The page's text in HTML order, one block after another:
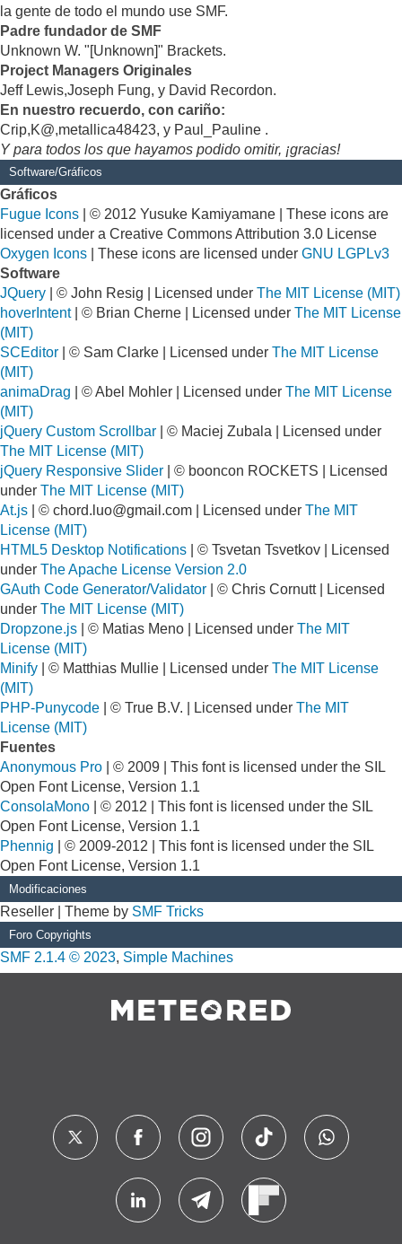
la gente de todo el mundo use SMF.
Padre fundador de SMF
Unknown W. "[Unknown]" Brackets.
Project Managers Originales
Jeff Lewis,Joseph Fung, y David Recordon.
En nuestro recuerdo, con cariño:
Crip,K@,metallica48423, y Paul_Pauline .
Y para todos los que hayamos podido omitir, ¡gracias!
Software/Gráficos
Gráficos
Fugue Icons | © 2012 Yusuke Kamiyamane | These icons are
licensed under a Creative Commons Attribution 3.0 License
Oxygen Icons | These icons are licensed under GNU LGPLv3
Software
JQuery | © John Resig | Licensed under The MIT License (MIT)
hoverIntent| © Brian Cherne | Licensed under The MIT License
(MIT)
SCEditor | © Sam Clarke | Licensed under The MIT License
(MIT)
animaDrag | © Abel Mohler | Licensed under The MIT License
(MIT)
jQuery Custom Scrollbar | © Maciej Zubala | Licensed under
The MIT License (MIT)
jQuery Responsive Slider | © booncon ROCKETS | Licensed
under The MIT License (MIT)
At.js | © chord.luo@gmail.com | Licensed under The MIT
License (MIT)
HTML5 Desktop Notifications | © Tsvetan Tsvetkov | Licensed
under The Apache License Version 2.0
GAuth Code Generator/Validator | © Chris Cornutt | Licensed
under The MIT License (MIT)
Dropzone.js | © Matias Meno | Licensed under The MIT
License (MIT)
Minify | © Matthias Mullie | Licensed under The MIT License
(MIT)
PHP-Punycode | © True B.V. | Licensed under The MIT
License (MIT)
Fuentes
Anonymous Pro | © 2009 | This font is licensed under the SIL
Open Font License, Version 1.1
ConsolaMono | © 2012 | This font is licensed under the SIL
Open Font License, Version 1.1
Phennig | © 2009-2012 | This font is licensed under the SIL
Open Font License, Version 1.1
Modificaciones
Reseller | Theme by SMF Tricks
Foro Copyrights
SMF 2.1.4 © 2023, Simple Machines